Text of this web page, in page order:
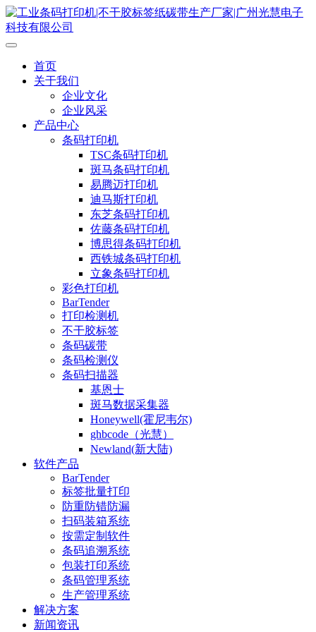
首页
关于我们
企业文化
企业风采
产品中心
条码打印机
TSC条码打印机
斑马条码打印机
易腾迈打印机
迪马斯打印机
东芝条码打印机
佐藤条码打印机
博思得条码打印机
西铁城条码打印机
立象条码打印机
彩色打印机
BarTender
打印检测机
不干胶标签
条码碳带
条码检测仪
条码扫描器
基恩士
斑马数据采集器
Honeywell(霍尼韦尔)
ghbcode（光慧）
Newland(新大陆)
软件产品
BarTender
标签批量打印
防重防错防漏
扫码装箱系统
按需定制软件
条码追溯系统
包装打印系统
条码管理系统
生产管理系统
解决方案
新闻资讯